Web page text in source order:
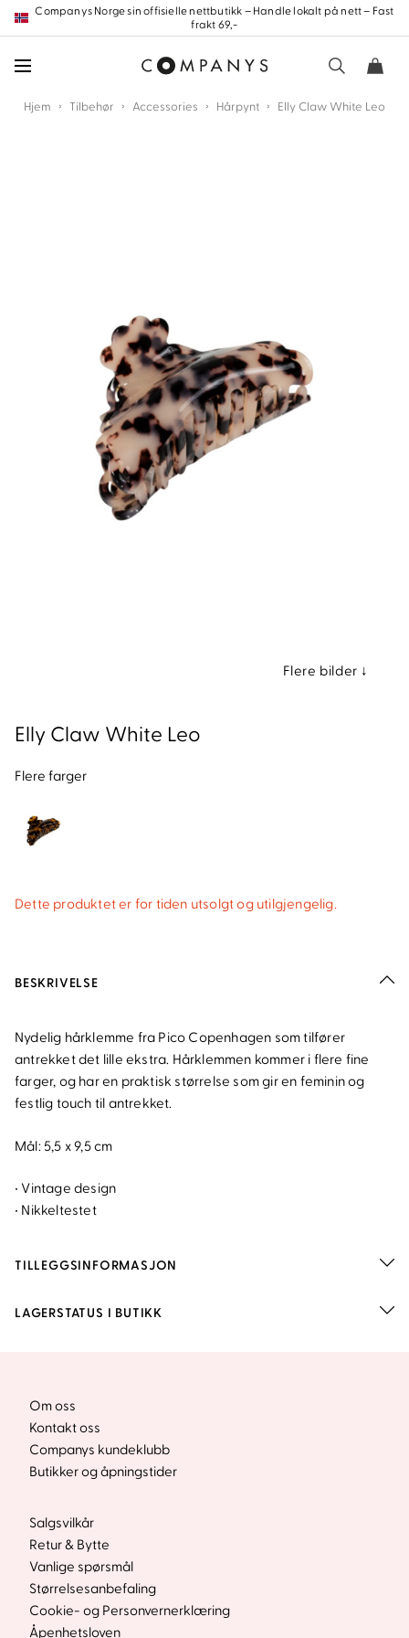
Hopp
frem
innholdet
Companys Norge sin offisielle nettbutikk – Handle lokalt på nett – Fast
frakt 69,-
Hjem › Tilbehør › Accessories › Hårpynt › Elly Claw White Leo
Elly Claw White Leo
Flere farger
Dette produktet er for tiden utsolgt og utilgjengelig.
BESKRIVELSE
Nydelig hårklemme fra Pico Copenhagen som tilfører
antrekket det lille ekstra. Hårklemmen kommer i flere fine
farger, og har en praktisk størrelse som gir en feminin og
festlig touch til antrekket.
Mål: 5,5 x 9,5 cm
• Vintage design
• Nikkeltestet
TILLEGGSINFORMASJON
LAGERSTATUS I BUTIKK
Om oss
Kontakt oss
Companys kundeklubb
Butikker og åpningstider
Salgsvilkår
Retur & Bytte
Vanlige spørsmål
Størrelsesanbefaling
Cookie- og Personvernerklæring
Åpenhetsloven